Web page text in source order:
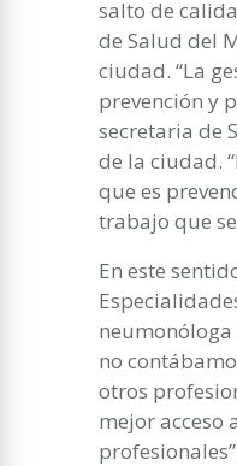
salto de
de Salud del
ciudad. “La
prevención y
secretaria de
de la ciudad.
que es
trabajo que
En este
neumonóloga
no
otros
mejor acceso